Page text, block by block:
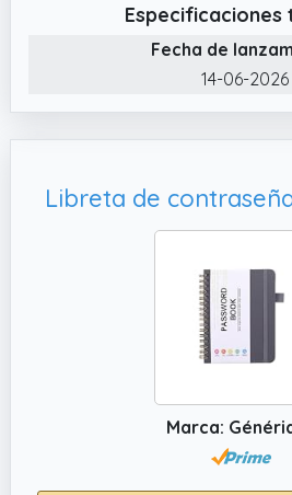
complicados bancos de
contraseñas de pago.
✔️ Actualizar la información
direcciones antiguas,
sobre ella, un diseño
adaptarse perfectamente
de direcciones limpio y
nunca lo reemplazes.
✔️ Cubierta premium y
cuaderno de direcciones
sello de lámina metálica,
banda elástica, 1 soporte
marcapáginas, 1 bolsillo de
Especificaciones
Fecha de
14-06-2026
Marca: